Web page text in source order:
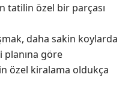
tatilin özel bir parçası
daha sakin koylarda
göre
özel kiralama oldukça